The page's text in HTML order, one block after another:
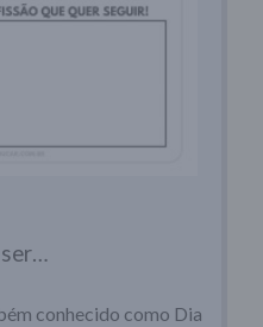
conhecido como Dia